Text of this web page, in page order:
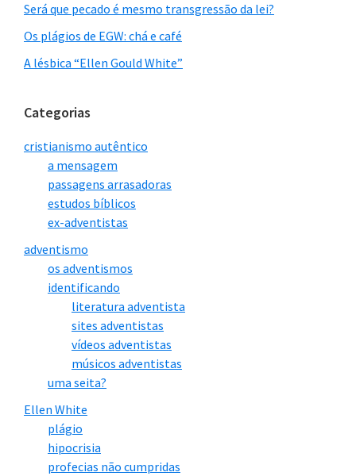
Será que pecado é mesmo transgressão da lei?
Os plágios de EGW: chá e café
A lésbica “Ellen Gould White”
Categorias
cristianismo autêntico
a mensagem
passagens arrasadoras
estudos bíblicos
ex-adventistas
adventismo
os adventismos
identificando
literatura adventista
sites adventistas
vídeos adventistas
músicos adventistas
uma seita?
Ellen White
plágio
hipocrisia
profecias não cumpridas